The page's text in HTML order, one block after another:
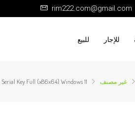
rim222.com@gmail.com
للإجار للبيع
غير مصنف Key Full (x86x64) Windows 11